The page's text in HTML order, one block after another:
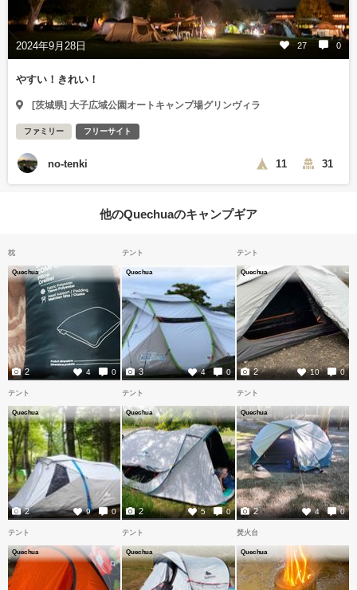
2024年9月28日 27 0
やすい！きれい！
[茨城県] 大子広域公園オートキャンプ場グリンヴィラ
ファミリー フリーサイト
no-tenki 11 31
他のQuechuaのキャンプギア
枕
Quechua
4 0
2
テント
Quechua
4 0
3
テント
Quechua
10 0
2
テント
Quechua
9 0
2
テント
Quechua
5 0
2
テント
Quechua
4 0
2
テント
Quechua
テント
Quechua
焚火台
Quechua